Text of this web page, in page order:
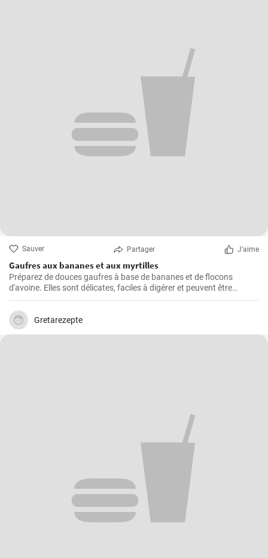
Sauver Partager J'aime
Gaufres aux bananes et aux myrtilles
Préparez de douces gaufres à base de bananes et de flocons
d'avoine. Elles sont délicates, faciles à digérer et peuvent être
servies par exemple avec des myrtilles fraîches et du sirop de
myrtille.
Gretarezepte